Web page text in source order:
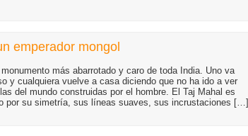
emperador mongol
más abarrotado y caro de toda India. Uno va
y cualquiera vuelve a casa diciendo que no ha ido a ver
del mundo construidas por el hombre. El Taj Mahal es
por su simetría, sus líneas suaves, sus incrustaciones […]